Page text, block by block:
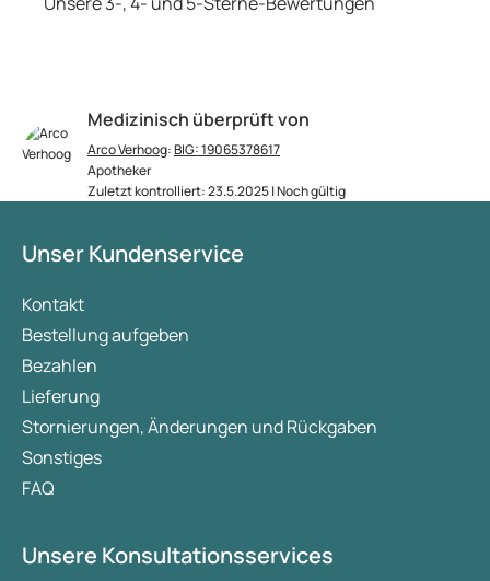
Medizinisch überprüft von
Arco Verhoog:BIG: 19065378617
Apotheker
Zuletzt kontrolliert: 23.5.2025 | Noch gültig
dauert obwohl
Unser Kundenservice
Kontakt
Bestellung aufgeben
Bezahlen
Lieferung
Stornierungen, Änderungen und Rückgaben
Sonstiges
FAQ
Unsere Konsultationsservices